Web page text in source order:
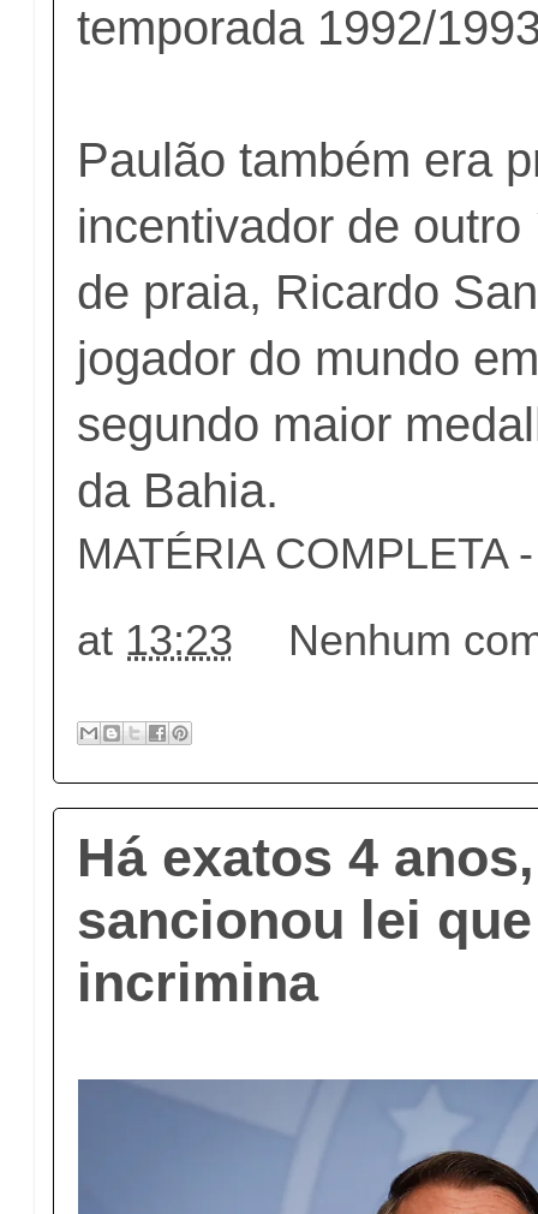
temporada 1992/
Paulão também era
incentivador de
de praia, Ricardo
jogador do mundo
segundo maior
da Bahia.
MATÉRIA COMPLETA
at 13:23 Nenhum
Há exatos 4
sancionou lei
incrimina